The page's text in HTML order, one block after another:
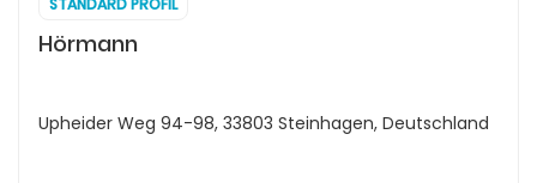
STANDARD PROFIL
Hörmann
Upheider Weg 94-98, 33803 Steinhagen, Deutschland